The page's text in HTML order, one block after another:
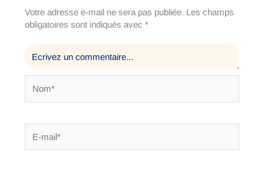
Votre adresse e-mail ne sera pas publiée. Les champs
obligatoires sont indiqués avec*
mail*